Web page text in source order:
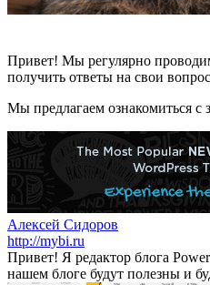
Привет! Мы регулярно
получить ответы на свои
Мы предлагаем ознакомиться
Алексей Сидоров
http://mybi.ru
Привет! Я редактор блога
нашем блоге будут полезны и